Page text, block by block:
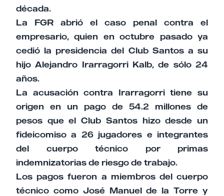
década.
La FGR abrió el caso penal contra el
empresario, quien en octubre pasado ya
cedió la presidencia del Club Santos a su
hijo Alejandro Irarragorri Kalb, de sólo 24
años.
La acusación contra Irarragorri tiene su
origen en un pago de 54.2 millones de
pesos que el Club Santos hizo desde un
fideicomiso a 26 jugadores e integrantes
del cuerpo técnico por primas
indemnizatorias de riesgo de trabajo.
Los pagos fueron a miembros del cuerpo
técnico como José Manuel de la Torre y